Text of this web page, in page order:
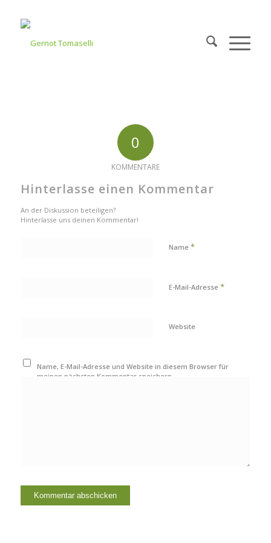
0
KOMMENTARE
Hinterlasse einen Kommentar
An der Diskussion beteiligen?
Hinterlasse uns deinen Kommentar!
Name *
E-Mail-Adresse *
Website
Name, E-Mail-Adresse und Website in diesem Browser für
meinen nächsten Kommentar speichern.